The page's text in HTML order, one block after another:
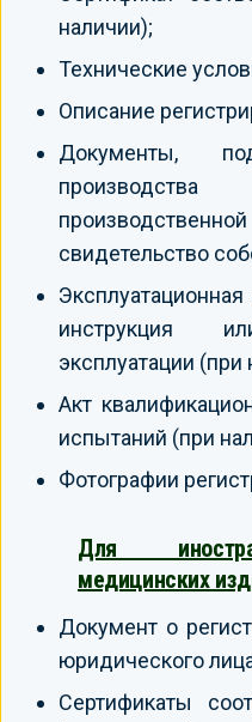
наличии);
Технические
Описание
Документы,
свидетельство
инструкция
эксплуатации (при
Акт
испытаний (при
Фотографии
Для
медицинских
Документ о
юридического
Сертификаты